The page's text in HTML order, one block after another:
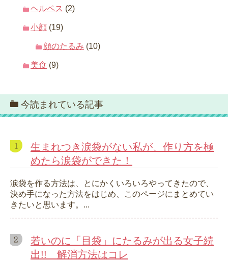
ヘルペス (2)
小顔 (19)
顔のたるみ (10)
美食 (9)
今読まれている記事
生まれつき涙袋がない私が、作り方を極
めたら涙袋ができた！
涙袋を作る方法は、とにかくいろいろやってきたので、
決め手になった方法をはじめ、このページにまとめてい
きたいと思います。...
若いのに「目袋」にたるみが出る女子続
出!! 解消方法はコレ